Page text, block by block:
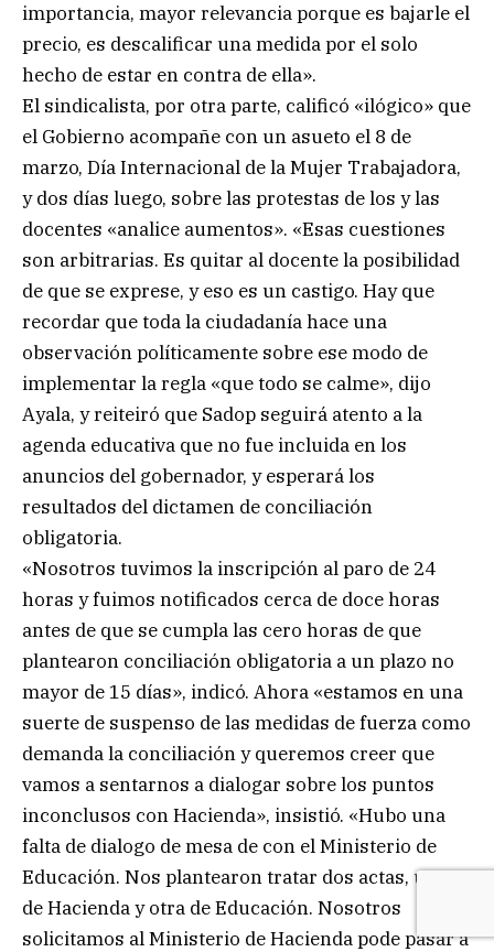
importancia, mayor relevancia porque es bajarle el
precio, es descalificar una medida por el solo
hecho de estar en contra de ella».
El sindicalista, por otra parte, calificó «ilógico» que
el Gobierno acompañe con un asueto el 8 de
marzo, Día Internacional de la Mujer Trabajadora,
y dos días luego, sobre las protestas de los y las
docentes «analice aumentos». «Esas cuestiones
son arbitrarias. Es quitar al docente la posibilidad
de que se exprese, y eso es un castigo. Hay que
recordar que toda la ciudadanía hace una
observación políticamente sobre ese modo de
implementar la regla «que todo se calme», dijo
Ayala, y reiteiró que Sadop seguirá atento a la
agenda educativa que no fue incluida en los
anuncios del gobernador, y esperará los
resultados del dictamen de conciliación
obligatoria.
«Nosotros tuvimos la inscripción al paro de 24
horas y fuimos notificados cerca de doce horas
antes de que se cumpla las cero horas de que
plantearon conciliación obligatoria a un plazo no
mayor de 15 días», indicó. Ahora «estamos en una
suerte de suspenso de las medidas de fuerza como
demanda la conciliación y queremos creer que
vamos a sentarnos a dialogar sobre los puntos
inconclusos con Hacienda», insistió. «Hubo una
falta de dialogo de mesa de con el Ministerio de
Educación. Nos plantearon tratar dos actas, una
de Hacienda y otra de Educación. Nosotros
solicitamos al Ministerio de Hacienda pode pasar a